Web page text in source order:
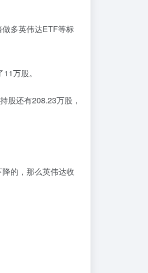
多英伟达ETF等标
11万股。
股还有208.23万股 ，
的，那么英伟达收